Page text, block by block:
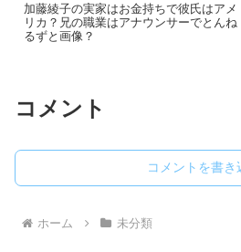
加藤綾子の実家はお金持ちで彼氏はアメ
リカ？兄の職業はアナウンサーでとんね
るずと画像？
コメント
コメントを書き
ホーム 未分類